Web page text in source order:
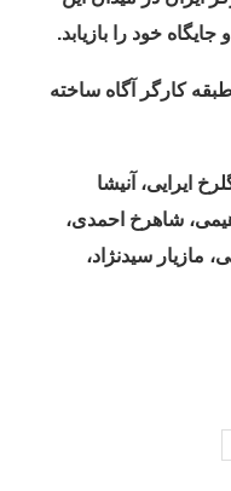
خود را بازیابد.
طبقه کارگر آگاه ساخته
ایرایی، آنیشا
شاهرخ احمدی،
مازیار سیدنژاد،